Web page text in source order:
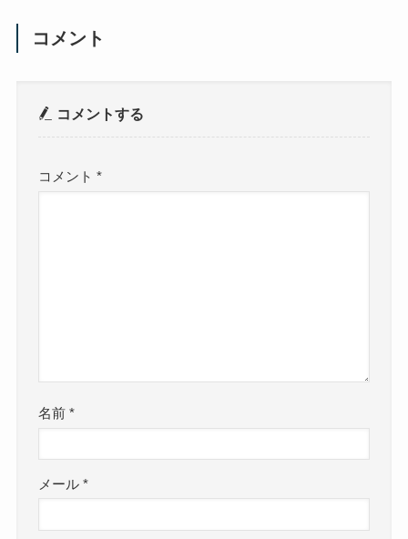
コメント
コメントする
コメント*
名前*
メール*